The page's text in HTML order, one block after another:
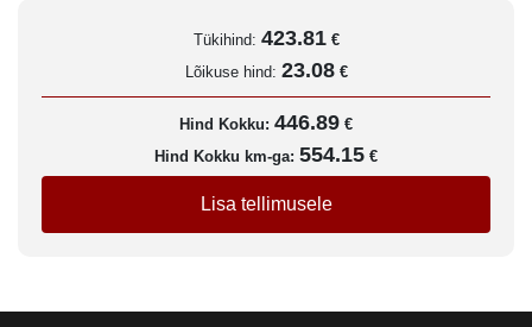
Tükihind: 423.81 €
Lõikuse hind: 23.08 €
Hind Kokku: 446.89 €
Hind Kokku km-ga: 554.15 €
Lisa tellimusele